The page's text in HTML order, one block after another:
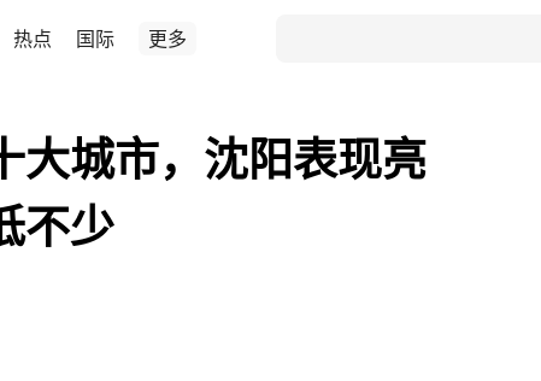
热点 国际 更多
大城市，沈阳表现亮
不少